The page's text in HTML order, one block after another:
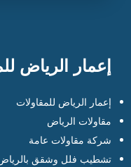
إعمار الرياض
إعمار الرياض للمقاولات
مقاولات الرياض
شركة مقاولات عامة
تشطيب فلل وشقق